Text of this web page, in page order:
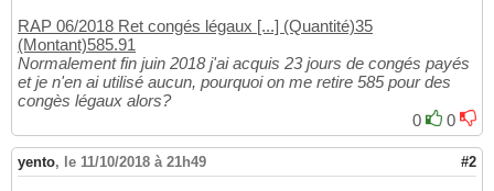
RAP 06/2018 Ret congés légaux [...] (Quantité)35
(Montant)585.91
Normalement fin juin 2018 j'ai acquis 23 jours de congés payés
et je n'en ai utilisé aucun, pourquoi on me retire 585 pour des
congès légaux alors?
0
0
yento, le 11/10/2018 à 21h49 #2